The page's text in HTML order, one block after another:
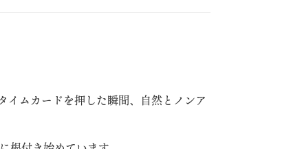
ムカードを押した瞬間、自然とノンア